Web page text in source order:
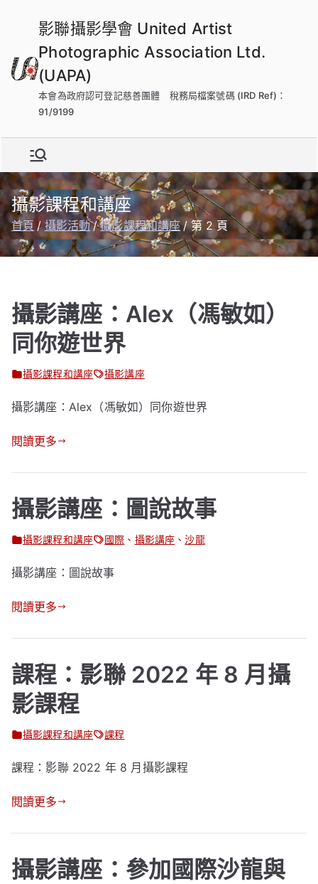
影聯攝影學會 United Artist
Photographic Association Ltd.
(UAPA)
本會為政府認可登記慈善團體 稅務局檔案號碼 (IRD Ref)：
91/9199
攝影課程和講座
首頁 攝影活動 攝影課程和講座 第 2 頁
攝影講座：Alex（馮敏如）
同你遊世界
攝影課程和講座 攝影講座
攝影講座：Alex（馮敏如）同你遊世界
閱讀更多
攝影講座：圖說故事
攝影課程和講座 國際 、 攝影講座 、沙龍
攝影講座：圖說故事
閱讀更多
課程：影聯 2022 年 8 月攝
影課程
攝影課程和講座 課程
課程：影聯 2022 年 8 月攝影課程
閱讀更多
攝影講座：參加國際沙龍與